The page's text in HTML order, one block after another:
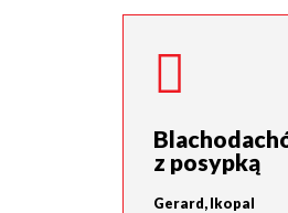
z posypką
Gerard, Ikopal